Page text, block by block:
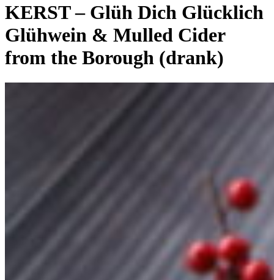
KERST – Glüh Dich Glücklich
Glühwein & Mulled Cider
from the Borough (drank)